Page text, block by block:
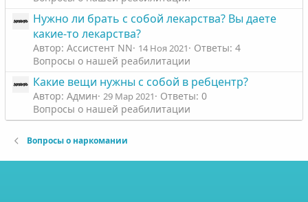
Нужно ли брать с собой лекарства? Вы даете
какие-то лекарства?
Автор: Ассистент NN 14 Ноя 2021
Ответы: 4
Вопросы о нашей реабилитации
Какие вещи нужны с собой в ребцентр?
Автор: Админ 29 Мар 2021
Ответы: 0
Вопросы о нашей реабилитации
Вопросы о наркомании